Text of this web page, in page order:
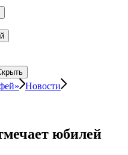
Новости
юбилей